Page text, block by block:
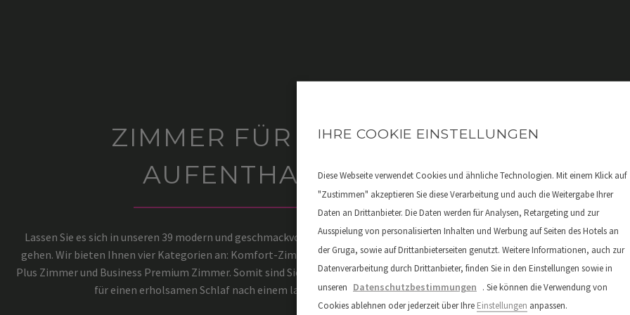
ZIMMER FÜR DEN
AUFENTHALT
Lassen Sie es sich in unseren 39 modern und geschmackvoll eingerichteten Zimmern gut
gehen. Wir bieten Ihnen vier Kategorien an: Komfort-Zimmer, Business-Zimmer, Business
Plus Zimmer und Business Premium Zimmer. Somit sind Sie perfekt ausgestattet und bereit
für einen erholsamen Schlaf nach einem langen Messe-Tag.
IHRE COOKIE EINSTELLUNGEN
Diese Webseite verwendet Cookies und ähnliche Technologien. Mit einem Klick auf
"Zustimmen" akzeptieren Sie diese Verarbeitung und auch die Weitergabe Ihrer
Daten an Drittanbieter. Die Daten werden für Analysen, Retargeting und zur
Ausspielung von personalisierten Inhalten und Werbung auf Seiten des Hotels an
der Gruga, sowie auf Drittanbieterseiten genutzt. Weitere Informationen, auch zur
Datenverarbeitung durch Drittanbieter, finden Sie in den Einstellungen sowie in
unseren Datenschutzbestimmungen . Sie können die Verwendung von
Cookies ablehnen oder jederzeit über Ihre Einstellungen anpassen.